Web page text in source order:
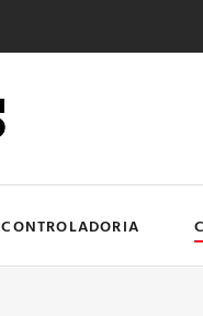
CONTROLADORIA